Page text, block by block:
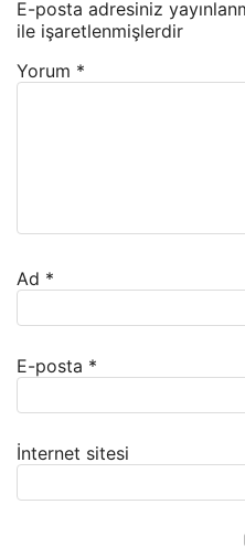
E-posta adresiniz
ile işaretlenmişlerdir
Yorum *
Ad *
E-posta *
İnternet sitesi